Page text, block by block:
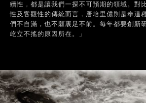
續性，都是讓我們一探不可預期的領域。對
性及客觀性的傳統而言，唐培里儂則是奉這
們不自滿，也不願裹足不前。每年都要創新
屹立不搖的原因所在。」